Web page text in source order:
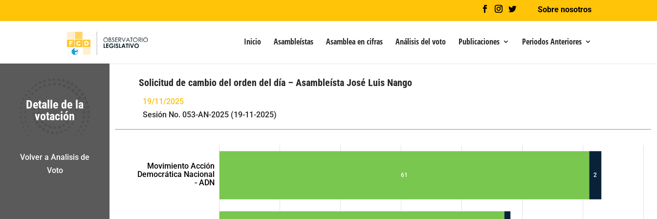
Sobre nosotros
Inicio Asambleístas Asamblea en cifras Análisis del voto Publicaciones Periodos Anteriores
Detalle de la
votación
Volver a Analisis de
Voto
Solicitud de cambio del orden del día – Asambleísta José Luis Nango
19/11/2025
Sesión No. 053-AN-2025 (19-11-2025)
61 2
Movimiento Acción
Democrática Nacional
- ADN